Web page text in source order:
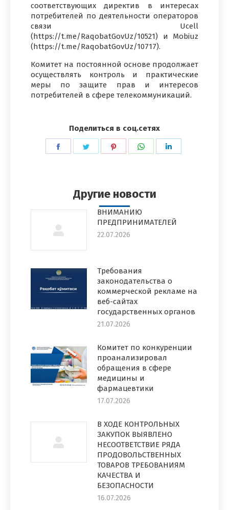
соответствующих директив в интересах
потребителей по деятельности операторов
связи Ucell
(https://t.me/RaqobatGovUz/10521) и Mobiuz
(https://t.me/RaqobatGovUz/10717).
Комитет на постоянной основе продолжает
осуществлять контроль и практические
меры по защите прав и интересов
потребителей в сфере телекоммуникаций.
Поделиться в соц.сетях
ПоделитьсяПоделитьсяПоделитьсяПоделиться
Другие новости
ВНИМАНИЮ
ПРЕДПРИНИМАТЕЛЕЙ
22.07.2026
Требования
законодательства о
коммерческой рекламе на
веб-сайтах
государственных органов
21.07.2026
Комитет по конкуренции
проанализировал
обращения в сфере
медицины и
фармацевтики
17.07.2026
В ХОДЕ КОНТРОЛЬНЫХ
ЗАКУПОК ВЫЯВЛЕНО
НЕСООТВЕТСТВИЕ РЯДА
ПРОДОВОЛЬСТВЕННЫХ
ТОВАРОВ ТРЕБОВАНИЯМ
КАЧЕСТВА И
БЕЗОПАСНОСТИ
16.07.2026